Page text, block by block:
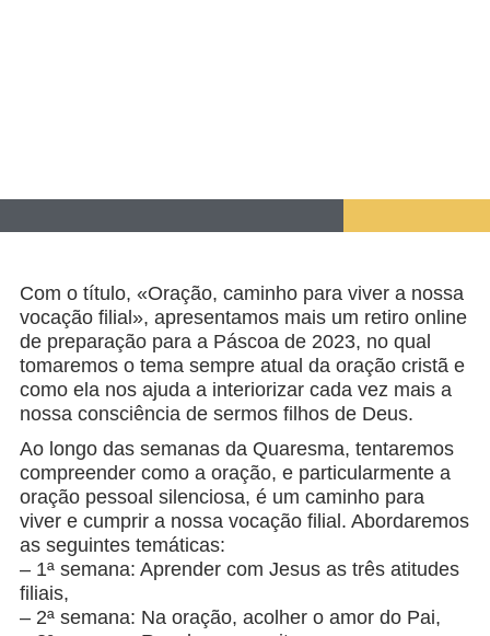
Com o título, «Oração, caminho para viver a nossa
vocação filial», apresentamos mais um retiro online
de preparação para a Páscoa de 2023, no qual
tomaremos o tema sempre atual da oração cristã e
como ela nos ajuda a interiorizar cada vez mais a
nossa consciência de sermos filhos de Deus.
Ao longo das semanas da Quaresma, tentaremos
compreender como a oração, e particularmente a
oração pessoal silenciosa, é um caminho para
viver e cumprir a nossa vocação filial. Abordaremos
as seguintes temáticas:
– 1ª semana: Aprender com Jesus as três atitudes
filiais,
– 2ª semana: Na oração, acolher o amor do Pai,